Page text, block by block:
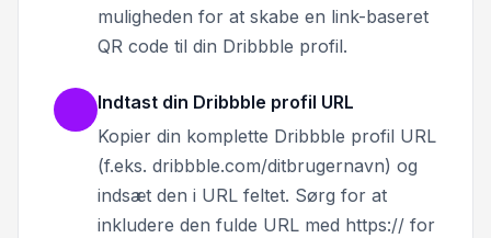
muligheden for at skabe en link-baseret
QR code til din Dribbble profil.
Indtast din Dribbble profil URL
Kopier din komplette Dribbble profil URL
(f.eks. dribbble.com/ditbrugernavn) og
indsæt den i URL feltet. Sørg for at
inkludere den fulde URL med https:// for